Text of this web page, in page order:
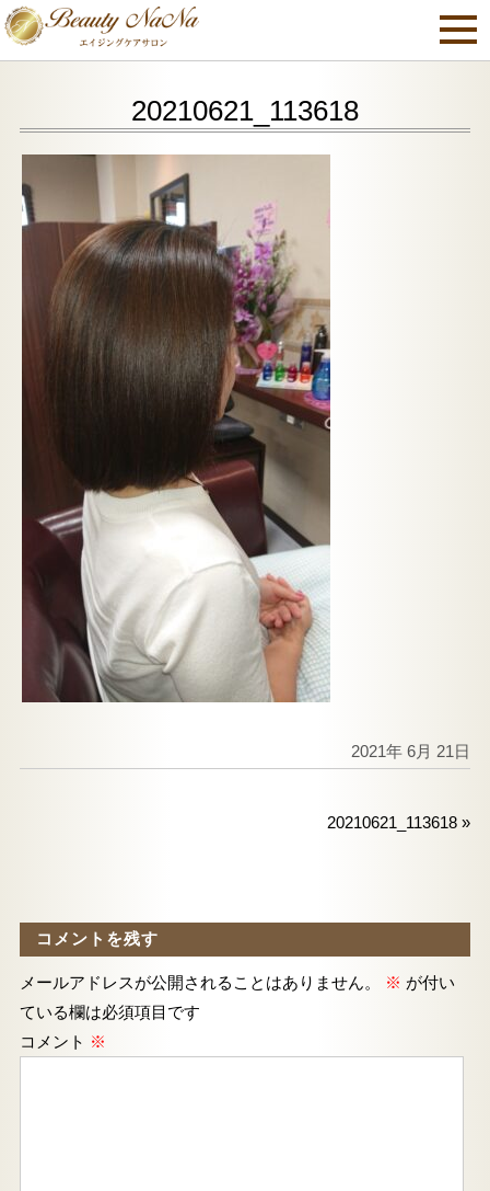
20210621_113618
2021年 6月 21日
20210621_113618 »
コメントを残す
メールアドレスが公開されることはありません。 ※ が付い
ている欄は必須項目です
コメント ※